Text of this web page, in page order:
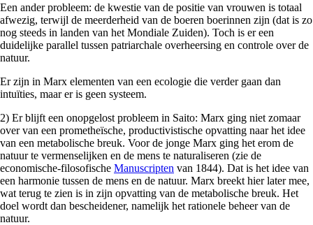
Een ander probleem: de kwestie van de positie van vrouwen is totaal
afwezig, terwijl de meerderheid van de boeren boerinnen zijn (dat is zo
nog steeds in landen van het Mondiale Zuiden). Toch is er een
duidelijke parallel tussen patriarchale overheersing en controle over de
natuur.
Er zijn in Marx elementen van een ecologie die verder gaan dan
intuïties, maar er is geen systeem.
2) Er blijft een onopgelost probleem in Saito: Marx ging niet zomaar
over van een prometheïsche, productivistische opvatting naar het idee
van een metabolische breuk. Voor de jonge Marx ging het erom de
natuur te vermenselijken en de mens te naturaliseren (zie de
economische-filosofische Manuscripten van 1844). Dat is het idee van
een harmonie tussen de mens en de natuur. Marx breekt hier later mee,
wat terug te zien is in zijn opvatting van de metabolische breuk. Het
doel wordt dan bescheidener, namelijk het rationele beheer van de
natuur.